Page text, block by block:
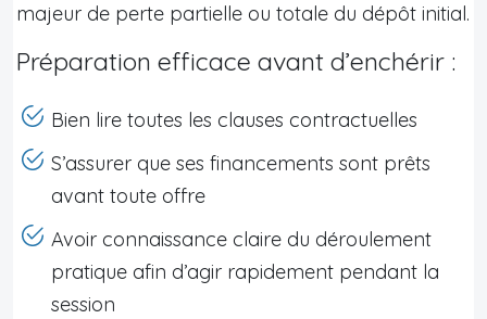
majeur de perte partielle ou totale du dépôt initial.
Préparation efficace avant d’enchérir :
Bien lire toutes les clauses contractuelles
S’assurer que ses financements sont prêts
avant toute offre
Avoir connaissance claire du déroulement
pratique afin d’agir rapidement pendant la
session